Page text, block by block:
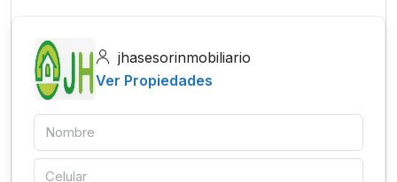
jhasesorinmobiliario
Ver Propiedades